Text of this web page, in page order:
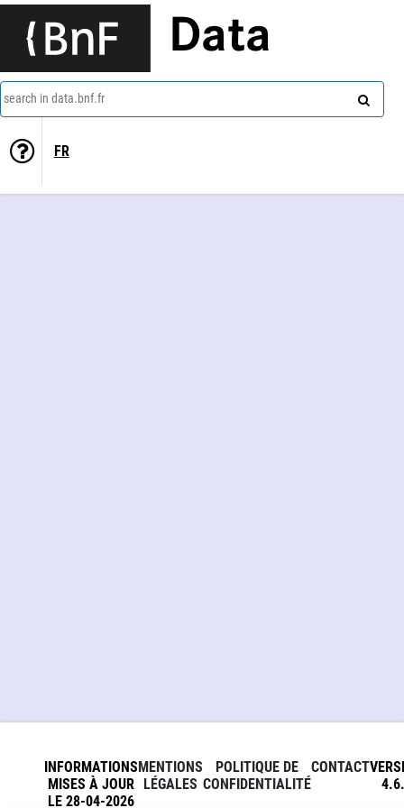
Data
search in data.bnf.fr
FR
INFORMATIONS
MISES À JOUR
LE 28-04-2026
MENTIONS
LÉGALES
POLITIQUE DE
CONFIDENTIALITÉ
CONTACT